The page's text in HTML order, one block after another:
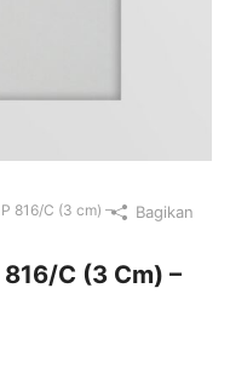
816/C (3 cm) –
C (3 Cm) –
Bagikan